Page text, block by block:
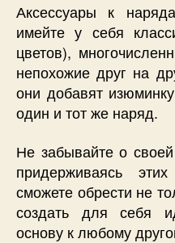
Аксессуары к
имейте у себя
цветов),
непохожие друг на
они добавят
один и тот же наряд.
Не забывайте о
придерживаясь
сможете обрести не
создать для себя
основу к любому